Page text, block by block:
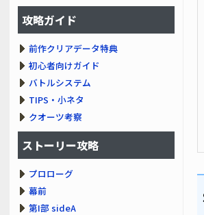
攻略ガイド
前作クリアデータ特典
初心者向けガイド
バトルシステム
TIPS・小ネタ
クオーツ考察
ストーリー攻略
プロローグ
幕前
第I部 sideA